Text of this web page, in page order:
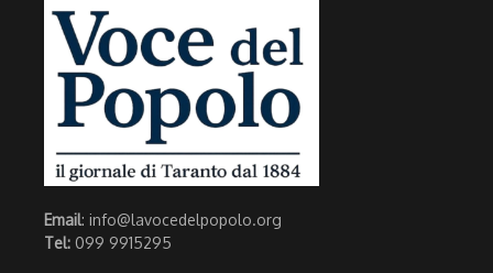
Email: info@lavocedelpopolo.org
Tel: 099 9915295